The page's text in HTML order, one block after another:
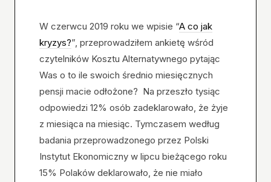
W czerwcu 2019 roku we wpisie “A co jak
kryzys?”, przeprowadziłem ankietę wśród
czytelników Kosztu Alternatywnego pytając
Was o to ile swoich średnio miesięcznych
pensji macie odłożone? Na przeszło tysiąc
odpowiedzi 12% osób zadeklarowało, że żyje
z miesiąca na miesiąc. Tymczasem według
badania przeprowadzonego przez Polski
Instytut Ekonomiczny w lipcu bieżącego roku
15% Polaków deklarowało, że nie miało